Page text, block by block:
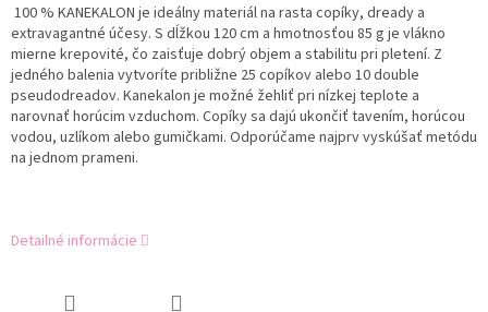
100 % KANEKALON je ideálny materiál na rasta copíky, dready a
extravagantné účesy. S dĺžkou 120 cm a hmotnosťou 85 g je vlákno
mierne krepovité, čo zaisťuje dobrý objem a stabilitu pri pletení. Z
jedného balenia vytvoríte približne 25 copíkov alebo 10 double
pseudodreadov. Kanekalon je možné žehliť pri nízkej teplote a
narovnať horúcim vzduchom. Copíky sa dajú ukončiť tavením, horúcou
vodou, uzlíkom alebo gumičkami. Odporúčame najprv vyskúšať metódu
na jednom prameni.
Detailné informácie